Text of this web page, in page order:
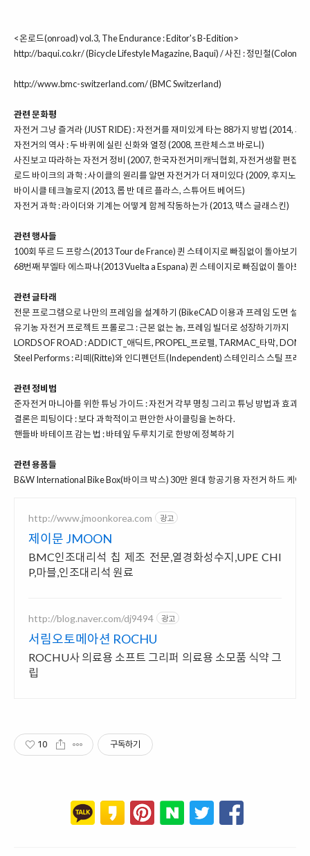
<온로드(onroad) vol.3, The Endurance : Editor's B-Edition>
http://baqui.co.kr/(Bicycle Lifestyle Magazine, Baqui) / 사진 : 정민철(Colon :D)
http://www.bmc-switzerland.com/(BMC Switzerland)
관련 문화평
자전거 그냥 즐겨라 (JUST RIDE) : 자전거를 재미있게 타는 88가지 방법 (2014, 그
자전거의 역사 : 두 바퀴에 실린 신화와 열정 (2008, 프란체스코 바로니)
사진보고 따라하는 자전거 정비 (2007, 한국자전거미캐닉협회, 자전거생활 편집부)
로드 바이크의 과학 : 사이클의 원리를 알면 자전거가 더 재미있다 (2009, 후지노 노
바이시클 테크놀로지 (2013, 롭 반 데르 플라스, 스튜어트 베어드)
자전거 과학 : 라이더와 기계는 어떻게 함께 작동하는가 (2013, 맥스 글래스킨)
관련 행사들
100회 뚜르 드 프랑스(2013 Tour de France) 퀸 스테이지로 빠짐없이 돌아보기
68번째 부엘타 에스파냐(2013 Vuelta a Espana) 퀸 스테이지로 빠짐없이 돌아보기
관련 글타래
전문 프로그램으로 나만의 프레임을 설계하기 (BikeCAD 이용과 프레임 도면 설계)
유기농 자전거 프로젝트 프롤로그 : 근본 없는 놈, 프레임 빌더로 성장하기까지
LORDS OF ROAD : ADDICT_애딕트, PROPEL_프로펠, TARMAC_타막,
Steel Performs : 리떼(Ritte)와 인디펜던트(Independent) 스테인리스 스틸 프레
관련 정비법
준자전거 마니아를 위한 튜닝 가이드 : 자전거 각부 명칭 그리고 튜닝 방법과 효과까
결론은 피팅이다 : 보다 과학적이고 편안한 사이클링을 논하다.
핸들바 바테이프감는 법 : 바테잎 두루치기로 한방에 정복하기
관련 용품들
B&W International Bike Box(바이크 박스) 30만 원대 항공기용 자전거 하드 케이
http://www.jmoonkorea.com 광고
제이문 JMOON
BMC인조대리석 칩 제조 전문,열경화성수지,UPE CHI
P,마블,인조대리석 원료
http://blog.naver.com/dj9494 광고
서림오토메아션 ROCHU
ROCHU사 의료용 소프트 그리퍼 의료용 소모품 식약 그
립
10 구독하기